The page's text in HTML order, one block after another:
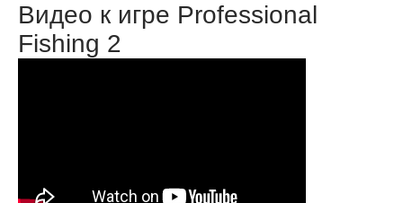
Видео к игре Professional
Fishing 2